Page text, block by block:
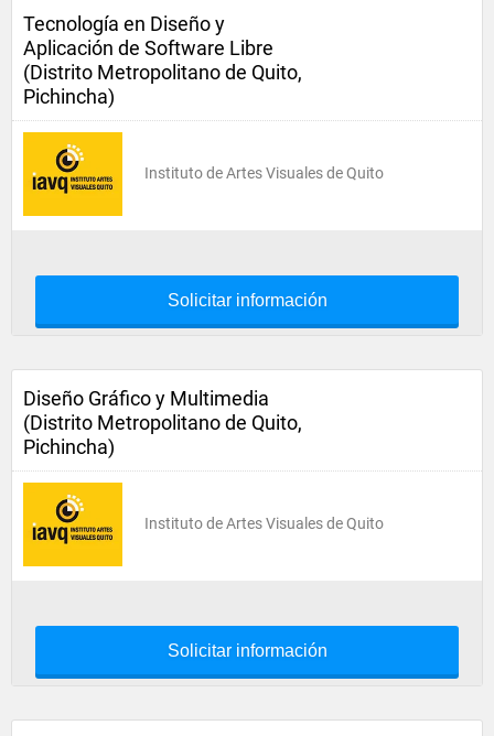
Tecnología en Diseño y
Aplicación de Software Libre
(Distrito Metropolitano de Quito,
Pichincha)
Instituto de Artes Visuales de Quito
Solicitar información
Diseño Gráfico y Multimedia
(Distrito Metropolitano de Quito,
Pichincha)
Instituto de Artes Visuales de Quito
Solicitar información